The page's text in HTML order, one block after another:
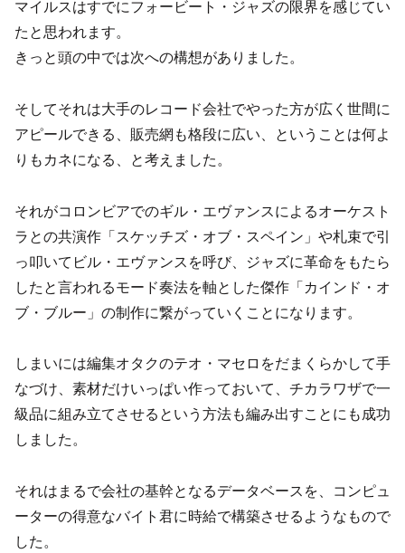
マイルスはすでにフォービート・ジャズの限界を感じてい
たと思われます。
きっと頭の中では次への構想がありました。
そしてそれは大手のレコード会社でやった方が広く世間に
アピールできる、販売網も格段に広い、ということは何よ
りもカネになる、と考えました。
それがコロンビアでのギル・エヴァンスによるオーケスト
ラとの共演作「スケッチズ・オブ・スペイン」や札束で引
っ叩いてビル・エヴァンスを呼び、ジャズに革命をもたら
したと言われるモード奏法を軸とした傑作「カインド・オ
ブ・ブルー」の制作に繋がっていくことになります。
しまいには編集オタクのテオ・マセロをだまくらかして手
なづけ、素材だけいっぱい作っておいて、チカラワザで一
級品に組み立てさせるという方法も編み出すことにも成功
しました。
それはまるで会社の基幹となるデータベースを、コンピュ
ーターの得意なバイト君に時給で構築させるようなもので
した。